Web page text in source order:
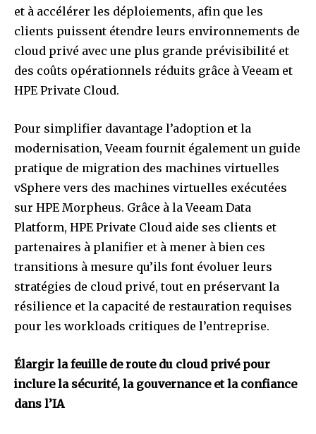
et à accélérer les déploiements, afin que les
clients puissent étendre leurs environnements de
cloud privé avec une plus grande prévisibilité et
des coûts opérationnels réduits grâce à Veeam et
HPE Private Cloud.
Pour simplifier davantage l’adoption et la
modernisation, Veeam fournit également un guide
pratique de migration des machines virtuelles
vSphere vers des machines virtuelles exécutées
sur HPE Morpheus. Grâce à la Veeam Data
Platform, HPE Private Cloud aide ses clients et
partenaires à planifier et à mener à bien ces
transitions à mesure qu’ils font évoluer leurs
stratégies de cloud privé, tout en préservant la
résilience et la capacité de restauration requises
pour les workloads critiques de l’entreprise.
Élargir la feuille de route du cloud privé pour
inclure la sécurité, la gouvernance et la confiance
dans l’IA